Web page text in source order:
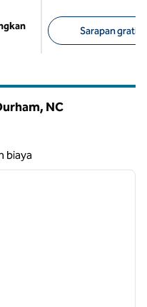
Sarapan gratis
NC
biaya